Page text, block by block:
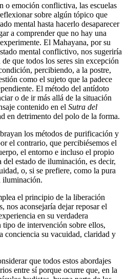
o emoción conflictiva, las escuelas
sobre algún tópico que
mental hasta hacerlo desaparecer
a comprender que no hay una
El Mahayana, por su
mental conflictivo, nos sugeriría
que todos los seres sin excepción
percibiendo, a la postre,
como el sujeto que la padece
El método del antídoto
o de ir más allá de la situación
contenido en el Sutra del
en detrimento del polo de la forma.
los métodos de purificación y
el contrario, que percibiésemos el
el entorno e incluso el propio
estado de iluminación, es decir,
o, si se prefiere, como la pura
iluminación.
el principio de la liberación
nos aconsejaría dejar reposar el
en su verdadera
de intervención sobre ellos,
conciencia su vacuidad, claridad y
que todos estos abordajes
entre sí porque ocurre que, en la